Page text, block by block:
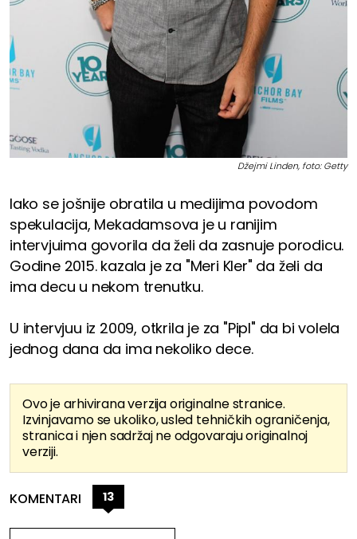
Džejmi Linden, foto: Getty
Iako se jošnije obratila u medijima povodom
spekulacija, Mekadamsova je u ranijim
intervjuima govorila da želi da zasnuje porodicu.
Godine 2015. kazala je za "Meri Kler" da želi da
ima decu u nekom trenutku.
U intervjuu iz 2009, otkrila je za "Pipl" da bi volela
jednog dana da ima nekoliko dece.
Ovo je arhivirana verzija originalne stranice.
Izvinjavamo se ukoliko, usled tehničkih ograničenja,
stranica i njen sadržaj ne odgovaraju originalnoj
verziji.
KOMENTARI 13